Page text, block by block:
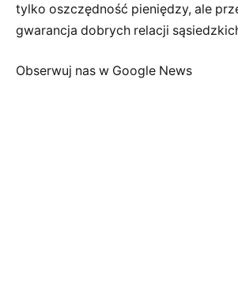
tylko oszczędność pieniędzy, ale
gwarancja dobrych relacji
Obserwuj nas w Google News